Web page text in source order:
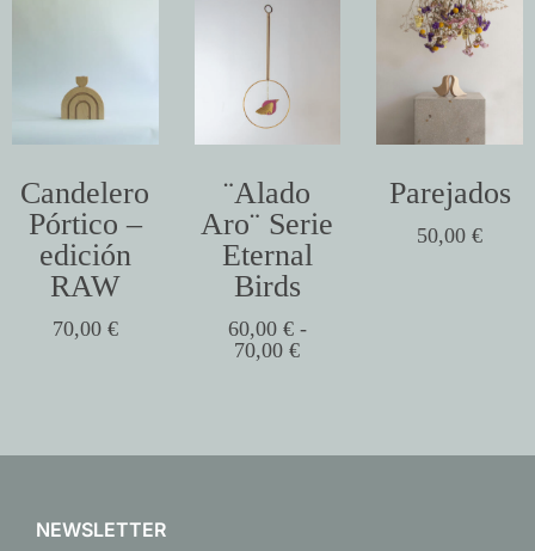
Candelero
Pórtico –
edición
RAW
70,00 €
¨Alado
Aro¨ Serie
Eternal
Birds
60,00 € -
70,00€
Parejados
50,00€
NEWSLETTER